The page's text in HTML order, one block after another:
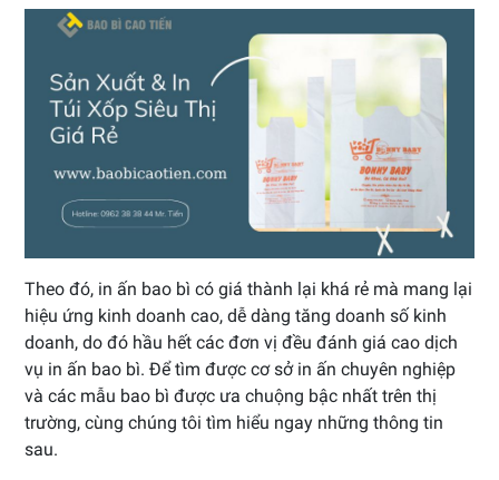
Theo đó, in ấn bao bì có giá thành lại khá rẻ mà mang lại
hiệu ứng kinh doanh cao, dễ dàng tăng doanh số kinh
doanh, do đó hầu hết các đơn vị đều đánh giá cao dịch
vụ in ấn bao bì. Để tìm được cơ sở in ấn chuyên nghiệp
và các mẫu bao bì được ưa chuộng bậc nhất trên thị
trường, cùng chúng tôi tìm hiểu ngay những thông tin
sau.